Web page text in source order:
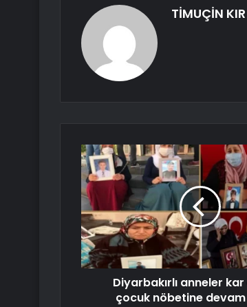
TİMUÇİN KIR
Diyarbakırlı anneler
çocuk nöbetine